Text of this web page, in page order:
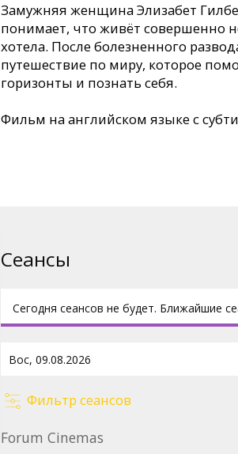
Замужняя женщина Элизабет
понимает, что живёт совершенно
хотела. После болезненного
путешествие по миру, которое
горизонты и познать себя.
Фильм на английском языке с
Сеансы
Сегодня сеансов не будет. Ближайшие
Фильтр сеансов
Forum Cinemas